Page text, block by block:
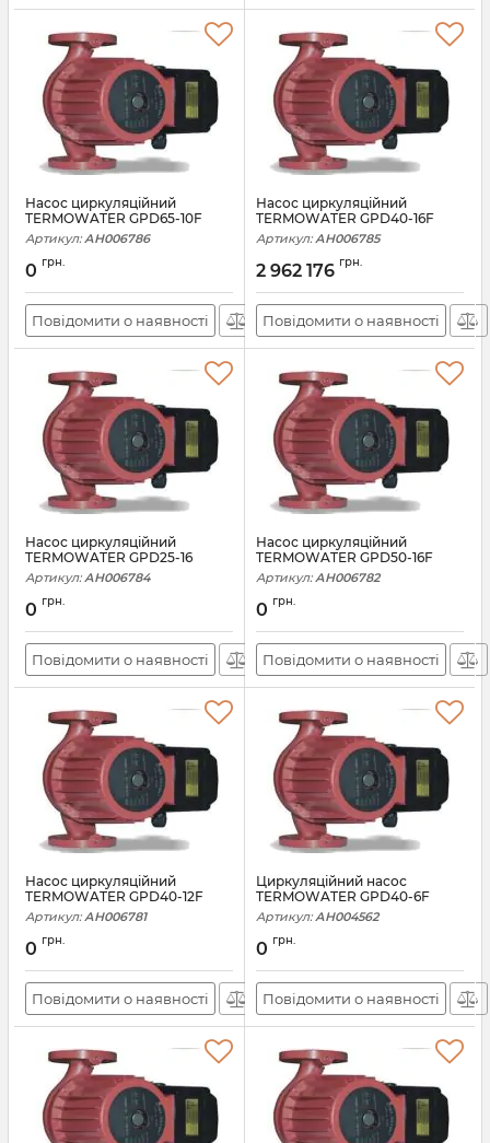
Насос циркуляційний
TERMOWATER GPD65-10F
Артикул: АН006786
0 грн.
Повідомити о наявності
Насос циркуляційний
TERMOWATER GPD40-16F
Артикул: АН006785
2 962 176 грн.
Повідомити о наявності
Насос циркуляційний
TERMOWATER GPD25-16
Артикул: АН006784
0 грн.
Повідомити о наявності
Насос циркуляційний
TERMOWATER GPD50-16F
Артикул: АН006782
0 грн.
Повідомити о наявності
Насос циркуляційний
TERMOWATER GPD40-12F
Артикул: АН006781
0 грн.
Повідомити о наявності
Циркуляційний насос
TERMOWATER GPD40-6F
Артикул: АН004562
0 грн.
Повідомити о наявності